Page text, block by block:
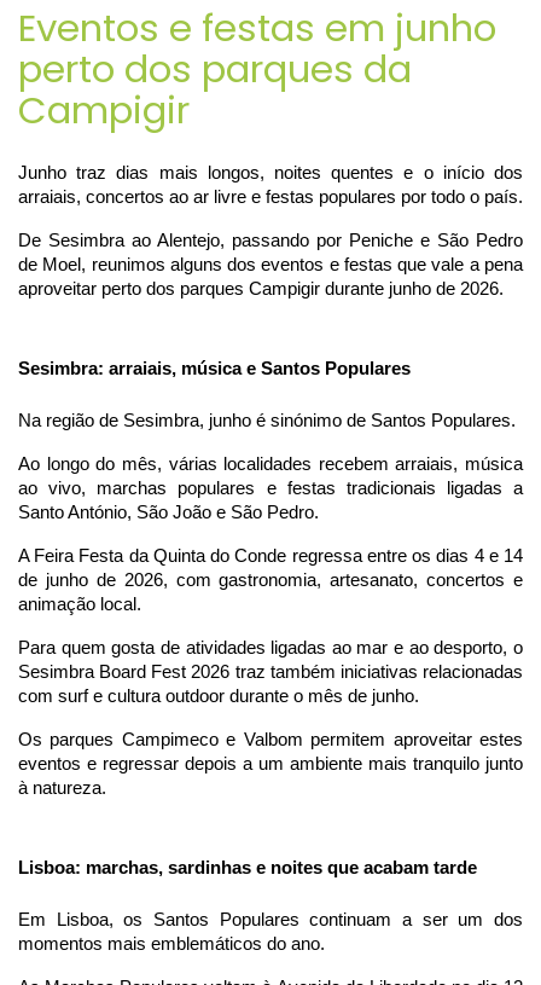
Eventos e festas em junho
perto dos parques da
Campigir
Junho traz dias mais longos, noites quentes e o início dos
arraiais, concertos ao ar livre e festas populares por todo o país.
De Sesimbra ao Alentejo, passando por Peniche e São Pedro
de Moel, reunimos alguns dos eventos e festas que vale a pena
aproveitar perto dos parques Campigir durante junho de 2026.
Sesimbra: arraiais, música e Santos Populares
Na região de Sesimbra, junho é sinónimo de Santos Populares.
Ao longo do mês, várias localidades recebem arraiais, música
ao vivo, marchas populares e festas tradicionais ligadas a
Santo António, São João e São Pedro.
A Feira Festa da Quinta do Conde regressa entre os dias 4 e 14
de junho de 2026, com gastronomia, artesanato, concertos e
animação local.
Para quem gosta de atividades ligadas ao mar e ao desporto, o
Sesimbra Board Fest 2026 traz também iniciativas relacionadas
com surf e cultura outdoor durante o mês de junho.
Os parques Campimeco e Valbom permitem aproveitar estes
eventos e regressar depois a um ambiente mais tranquilo junto
à natureza.
Lisboa: marchas, sardinhas e noites que acabam tarde
Em Lisboa, os Santos Populares continuam a ser um dos
momentos mais emblemáticos do ano.